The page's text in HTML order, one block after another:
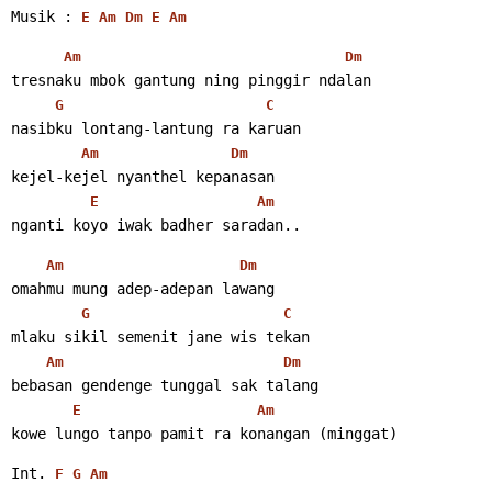
Musik : E Am Dm E Am
Am Dm
tresnaku mbok gantung ning pinggir ndalan
G C
nasibku lontang-lantung ra karuan
Am Dm
kejel-kejel nyanthel kepanasan
E Am
nganti koyo iwak badher saradan..
Am Dm
omahmu mung adep-adepan lawang
G C
mlaku sikil semenit jane wis tekan
Am Dm
bebasan gendenge tunggal sak talang
E Am
kowe lungo tanpo pamit ra konangan (minggat)
Int. F G Am